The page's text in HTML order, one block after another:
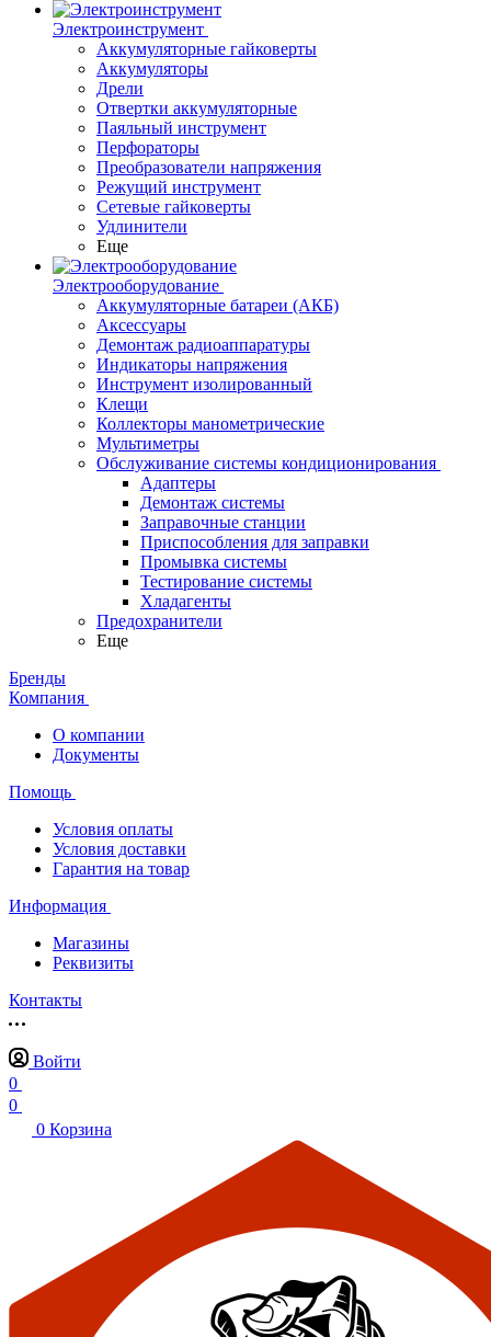
Электроинструмент
Аккумуляторные гайковерты
Аккумуляторы
Дрели
Отвертки аккумуляторные
Паяльный инструмент
Перфораторы
Преобразователи напряжения
Режущий инструмент
Сетевые гайковерты
Удлинители
Еще
Электрооборудование
Аккумуляторные батареи (АКБ)
Аксессуары
Демонтаж радиоаппаратуры
Индикаторы напряжения
Инструмент изолированный
Клещи
Коллекторы манометрические
Мультиметры
Обслуживание системы кондиционирования
Адаптеры
Демонтаж системы
Заправочные станции
Приспособления для заправки
Промывка системы
Тестирование системы
Хладагенты
Предохранители
Еще
Бренды
Компания
О компании
Документы
Помощь
Условия оплаты
Условия доставки
Гарантия на товар
Информация
Магазины
Реквизиты
Контакты
Войти
0
0
0 Корзина